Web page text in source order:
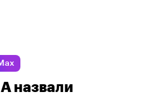
назвали